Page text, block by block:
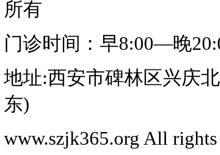
所有
门诊时间：早8:00—晚
地址:西安市碑林区兴庆
东)
www.szjk365.org All